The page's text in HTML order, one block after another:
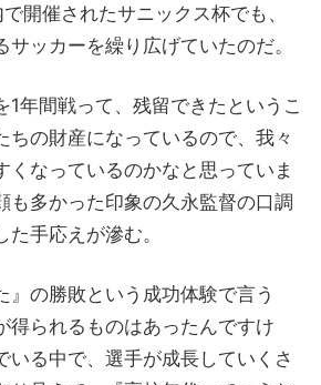
開催されたサニックス杯でも、
サッカーを繰り広げていたのだ。
1年間戦って、残留できたというこ
ちの財産になっているので、我々
くなっているのかなと思っていま
も多かった印象の久永監督の口調
手応えが滲む。
』の勝敗という成功体験で言う
得られるものはあったんですけ
いる中で、選手が成長していくさ